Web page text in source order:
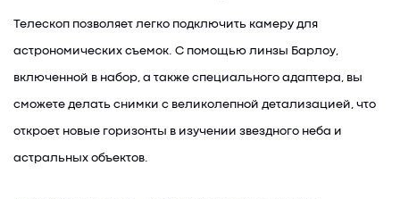
Телескоп позволяет легко подключить камеру для
астрономических съемок. С помощью линзы Барлоу,
включенной в набор, а также специального адаптера, вы
сможете делать снимки с великолепной детализацией, что
откроет новые горизонты в изучении звездного неба и
астральных объектов.